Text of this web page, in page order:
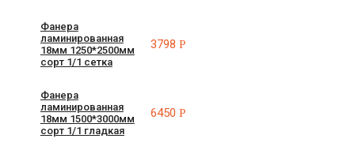
Фанера
ламинированная
18мм 1250*2500мм
сорт 1/1 сетка
3798Р
Фанера
ламинированная
18мм 1500*3000мм
сорт 1/1 гладкая
6450Р